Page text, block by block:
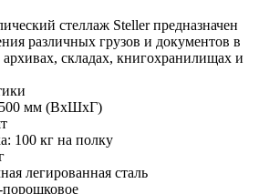
стеллаж Steller предназначен
различных грузов и документов в
складах, книгохранилищах и
мм (ВхШхГ)
100 кг на полку
легированная сталь